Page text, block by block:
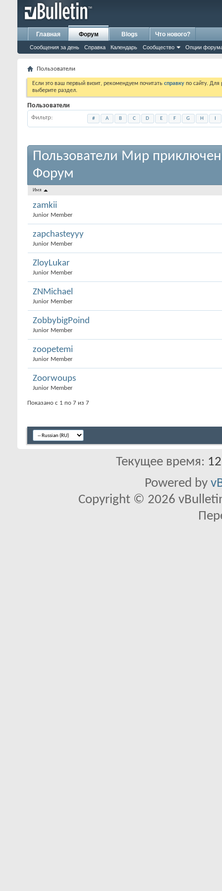
Главная Форум
Сообщения за день Справка Календарь Сообщество Опции
Blogs Что нового?
Пользователи
Если это ваш первый визит, рекомендуем почитать справку по сайту.
выберите раздел.
Пользователи
Фильтр # A B C D E F G H
Пользователи Мир
Форум
Имя
zamkii
Junior Member
zapchasteyyy
Junior Member
ZloyLukar
Junior Member
ZNMichael
Junior Member
ZobbybigPoind
Junior Member
zoopetemi
Junior Member
Zoorwoups
Junior Member
Показано с 1 по 7 из 7
Текущее время:
Powered by
Copyright © 2026